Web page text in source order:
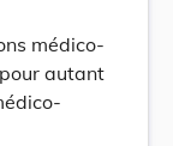
médico-
autant